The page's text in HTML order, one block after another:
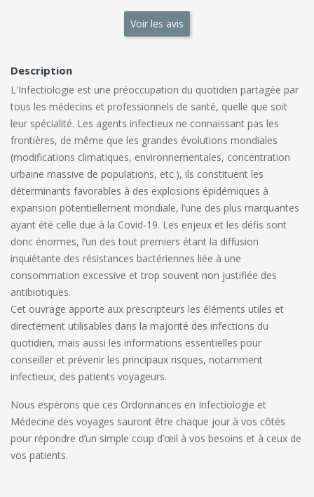
Voir les avis
Description
L'Infectiologie est une préoccupation du quotidien partagée par
tous les médecins et professionnels de santé, quelle que soit
leur spécialité. Les agents infectieux ne connaissant pas les
frontières, de même que les grandes évolutions mondiales
(modifications climatiques, environnementales, concentration
urbaine massive de populations, etc.), ils constituent les
déterminants favorables à des explosions épidémiques à
expansion potentiellement mondiale, l’une des plus marquantes
ayant été celle due à la Covid-19. Les enjeux et les défis sont
donc énormes, l’un des tout premiers étant la diffusion
inquiétante des résistances bactériennes liée à une
consommation excessive et trop souvent non justifiée des
antibiotiques.
Cet ouvrage apporte aux prescripteurs les éléments utiles et
directement utilisables dans la majorité des infections du
quotidien, mais aussi les informations essentielles pour
conseiller et prévenir les principaux risques, notamment
infectieux, des patients voyageurs.
Nous espérons que ces Ordonnances en Infectiologie et
Médecine des voyages sauront être chaque jour à vos côtés
pour répondre d’un simple coup d’œil à vos besoins et à ceux de
vos patients.